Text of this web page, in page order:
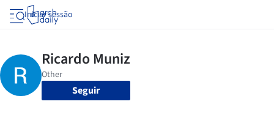
Iniciar sessão
Seguir